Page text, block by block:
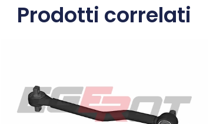
Prodotti correlati